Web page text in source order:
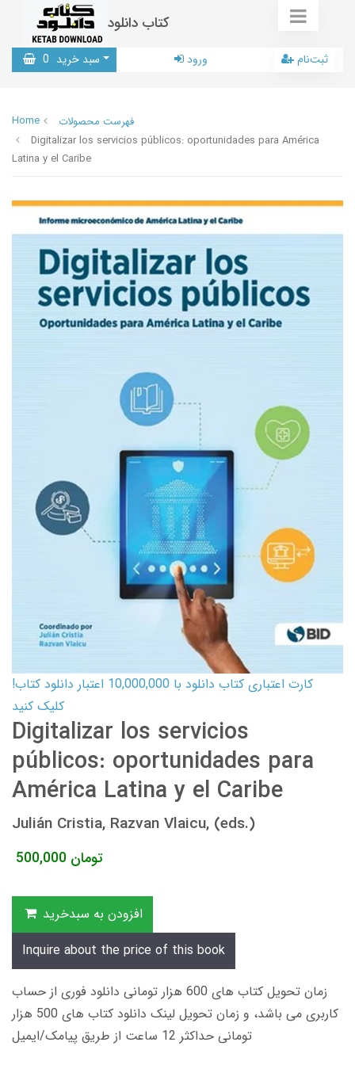
کتاب دانلود
سبد خرید 0 ورود ثبت‌نام
Home
فهرست محصولات
Digitalizar los servicios públicos: oportunidades para América
Latina y el Caribe
کارت اعتباری کتاب دانلود با 10,000,000 اعتبار دانلود کتاب!
کلیک کنید
Digitalizar los servicios
públicos: oportunidades para
América Latina y el Caribe
Julián Cristia, Razvan Vlaicu, (eds.)
500,000 تومان
افزودن به سبدخرید
Inquire about the price of this book
زمان تحویل کتاب های 600 هزار تومانی دانلود فوری از حساب
کاربری می باشد، و زمان تحویل لینک دانلود کتاب های 500 هزار
تومانی حداکثر 12 ساعت از طریق پیامک/ایمیل